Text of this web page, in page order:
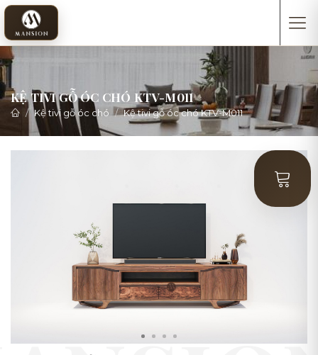
KỆ TIVI GỖ ÓC CHÓ KTV-M011
Kệ tivi gỗ óc chó Kệ tivi gỗ óc chó KTV-M011